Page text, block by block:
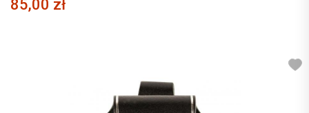
85,00 zł